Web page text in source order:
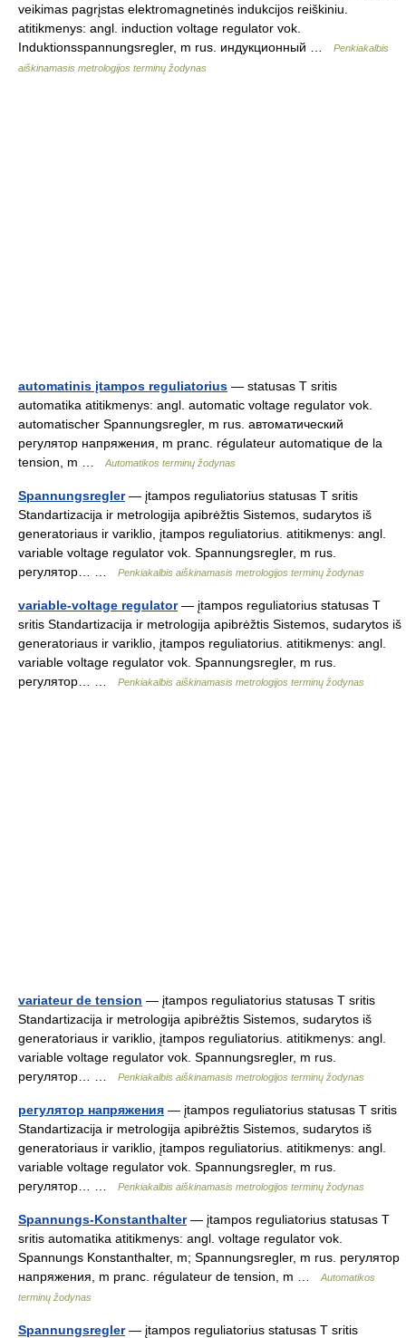
veikimas pagrįstas elektromagnetinės indukcijos reiškiniu.
atitikmenys: angl. induction voltage regulator vok.
Induktionsspannungsregler, m rus. индукционный …
Penkiakalbis
aiškinamasis metrologijos terminų žodynas
automatinis įtampos reguliatorius — statusas T sritis
automatika atitikmenys: angl. automatic voltage regulator vok.
automatischer Spannungsregler, m rus. автоматический
регулятор напряжения, m pranc. régulateur automatique de la
tension, m …
Automatikos terminų žodynas
Spannungsregler— įtampos reguliatorius statusas T sritis
Standartizacija ir metrologija apibrėžtis Sistemos, sudarytos iš
generatoriaus ir variklio, įtampos reguliatorius. atitikmenys: angl.
variable voltage regulator vok. Spannungsregler, m rus.
регулятор… …
Penkiakalbis aiškinamasis metrologijos terminų žodynas
variable-voltage regulator— įtampos reguliatorius statusas T
sritis Standartizacija ir metrologija apibrėžtis Sistemos, sudarytos iš
generatoriaus ir variklio, įtampos reguliatorius. atitikmenys: angl.
variable voltage regulator vok. Spannungsregler, m rus.
регулятор… …
Penkiakalbis aiškinamasis metrologijos terminų žodynas
variateur de tension — įtampos reguliatorius statusas T sritis
Standartizacija ir metrologija apibrėžtis Sistemos, sudarytos iš
generatoriaus ir variklio, įtampos reguliatorius. atitikmenys: angl.
variable voltage regulator vok. Spannungsregler, m rus.
регулятор… …
Penkiakalbis aiškinamasis metrologijos terminų žodynas
регулятор напряжения — įtampos reguliatorius statusas T sritis
Standartizacija ir metrologija apibrėžtis Sistemos, sudarytos iš
generatoriaus ir variklio, įtampos reguliatorius. atitikmenys: angl.
variable voltage regulator vok. Spannungsregler, m rus.
регулятор… …
Penkiakalbis aiškinamasis metrologijos terminų žodynas
Spannungs-Konstanthalter— įtampos reguliatorius statusas T
sritis automatika atitikmenys: angl. voltage regulator vok.
Spannungs Konstanthalter, m; Spannungsregler, m rus. регулятор
напряжения, m pranc. régulateur de tension, m …
Automatikos
terminų žodynas
Spannungsregler— įtampos reguliatorius statusas T sritis